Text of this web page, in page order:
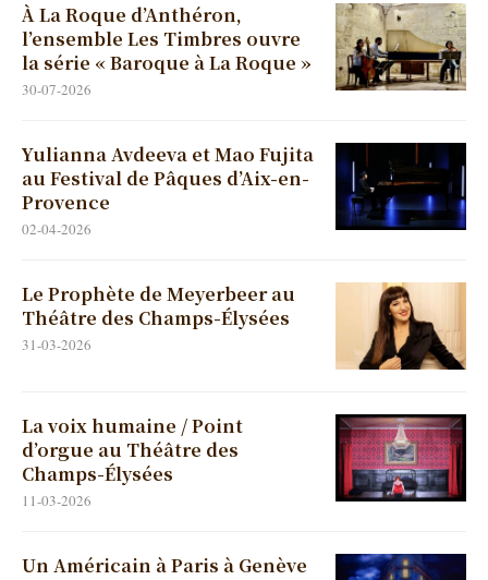
À La Roque d’Anthéron,
l’ensemble Les Timbres ouvre
la série « Baroque à La Roque »
30-07-2026
Yulianna Avdeeva et Mao Fujita
au Festival de Pâques d’Aix-en-
Provence
02-04-2026
Le Prophète de Meyerbeer au
Théâtre des Champs-Élysées
31-03-2026
La voix humaine / Point
d’orgue au Théâtre des
Champs-Élysées
11-03-2026
Un Américain à Paris à Genève